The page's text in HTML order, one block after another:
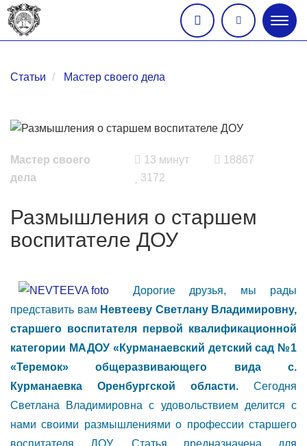
меню
Статьи Мастер своего дела
Мастер своего
дела
13 минут
18867
3172
Размышления о старшем
воспитателе ДОУ
Дорогие друзья, мы рады
представить вам Невтееву Светлану Владимировну,
старшего воспитателя первой квалификационной
категории МАДОУ «Курманаевский детский сад №1
«Теремок» общеразвивающего вида с.
Курманаевка Оренбургской области. Сегодня
Светлана Владимировна с удовольствием делится с
нами своими размышлениями о профессии старшего
воспитателя ДОУ. Статья предназначена для